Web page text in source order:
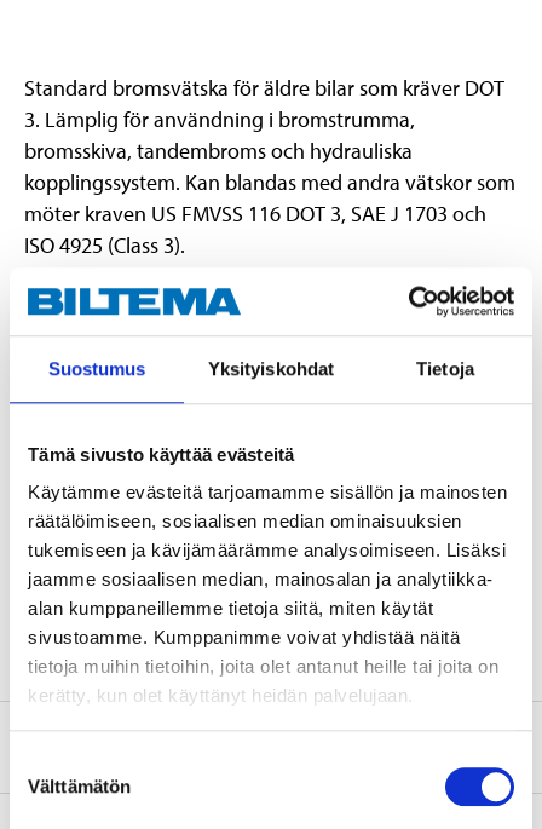
Suostumus Yksityiskohdat Tietoja
Tämä sivusto käyttää evästeitä
Käytämme evästeitä tarjoamamme sisällön ja mainosten
räätälöimiseen, sosiaalisen median ominaisuuksien
tukemiseen ja kävijämäärämme analysoimiseen. Lisäksi
jaamme sosiaalisen median, mainosalan ja analytiikka-
alan kumppaneillemme tietoja siitä, miten käytät
sivustoamme. Kumppanimme voivat yhdistää näitä
tietoja muihin tietoihin, joita olet antanut heille tai joita on
kerätty, kun olet käyttänyt heidän palvelujaan.
valinta
Välttämätön
Standard bromsvätska för äldre bilar som kräver DOT
3. Lämplig för användning i bromstrumma,
bromsskiva, tandembroms och hydrauliska
kopplingssystem. Kan blandas med andra vätskor som
möter kraven US FMVSS 116 DOT 3, SAE J 1703 och
ISO 4925 (Class 3).
Varning
H361fd Misstänks kunna skada fertiliteten. Misstänks kunna skada
det ofödda barnet.
Teknisk specifikation
Volym 5 l